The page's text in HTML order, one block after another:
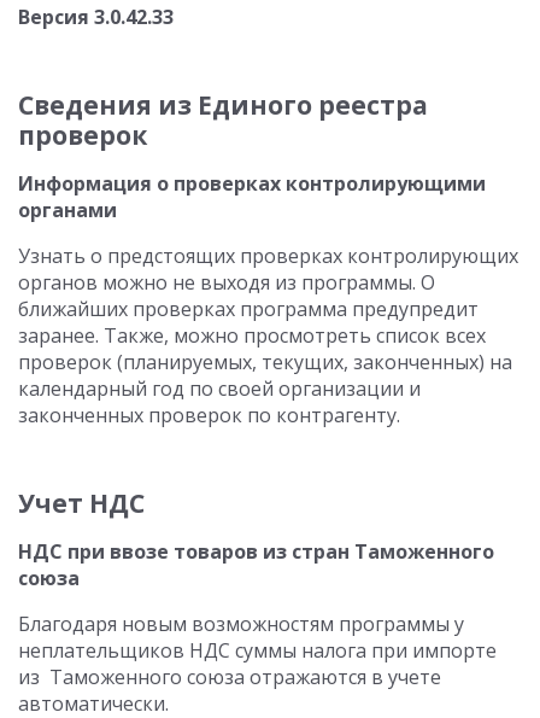
Версия 3.0.42.33
Сведения из Единого реестра
проверок
Информация о проверках контролирующими
органами
Узнать о предстоящих проверках контролирующих
органов можно не выходя из программы. О
ближайших проверках программа предупредит
заранее. Также, можно просмотреть список всех
проверок (планируемых, текущих, законченных) на
календарный год по своей организации и
законченных проверок по контрагенту.
Учет НДС
НДС при ввозе товаров из стран Таможенного
союза
Благодаря новым возможностям программы у
неплательщиков НДС суммы налога при импорте
из Таможенного союза отражаются в учете
автоматически.